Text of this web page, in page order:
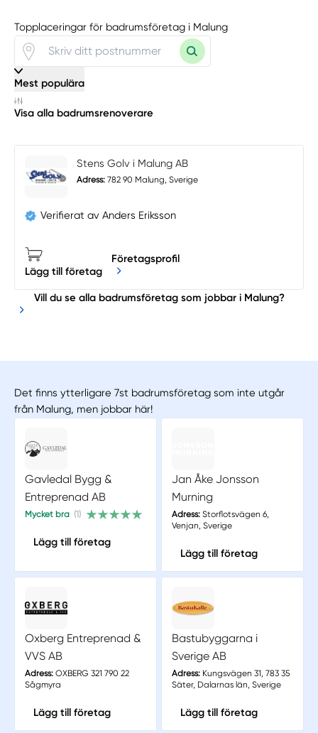
Topplaceringar för badrumsföretag i Malung
Mest populära
Visa alla badrumsrenoverare
Stens Golv i Malung AB
Adress: 782 90 Malung, Sverige
Verifierat av Anders Eriksson
Lägg till företag
Företagsprofil
Vill du se alla badrumsföretag som jobbar i Malung?
Det finns ytterligare 7st badrumsföretag som inte utgår
från Malung, men jobbar här!
Gavledal Bygg &
Entreprenad AB
Mycket bra (1)
Lägg till företag
Jan Åke Jonsson
Murning
Adress:Storflotsvägen 6,
Venjan, Sverige
Lägg till företag
Oxberg Entreprenad &
VVS AB
Adress:OXBERG 321 790 22
Sågmyra
Lägg till företag
Bastubyggarna i
Sverige AB
Adress:Kungsvägen 31, 783 35
Säter, Dalarnas län, Sverige
Lägg till företag